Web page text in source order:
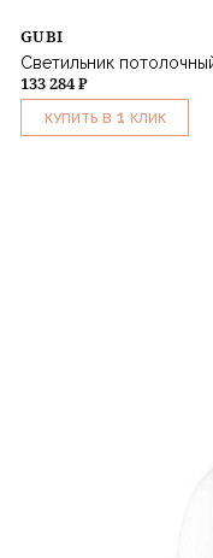
GUBI
Светильник
133 284 ₽
КУПИТЬ В 1 КЛИК